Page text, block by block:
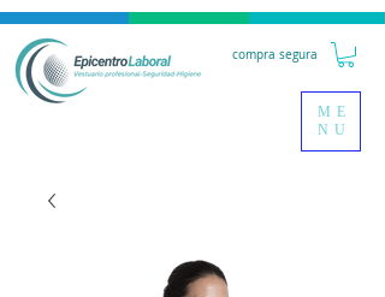
compra segura
ME
NU